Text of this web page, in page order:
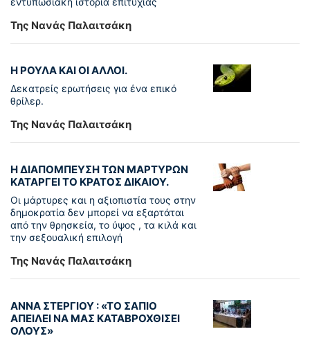
Της Νανάς Παλαιτσάκη
Η ΡΟΥΛΑ ΚΑΙ ΟΙ ΑΛΛΟΙ.
Δεκατρείς ερωτήσεις για ένα επικό
θρίλερ.
Της Νανάς Παλαιτσάκη
Η ΔΙΑΠΟΜΠΕΥΣΗ ΤΩΝ ΜΑΡΤΥΡΩΝ
ΚΑΤΑΡΓΕΙ ΤΟ ΚΡΑΤΟΣ ΔΙΚΑΙΟΥ.
Οι μάρτυρες και η αξιοπιστία τους στην
δημοκρατία δεν μπορεί να εξαρτάται
από την θρησκεία, το ύψος , τα κιλά και
την σεξουαλική επιλογή
Της Νανάς Παλαιτσάκη
ΑΝΝΑ ΣΤΕΡΓΙΟΥ : «ΤΟ ΣΑΠΙΟ
ΑΠΕΙΛΕΙ ΝΑ ΜΑΣ ΚΑΤΑΒΡΟΧΘΙΣΕΙ
ΟΛΟΥΣ»